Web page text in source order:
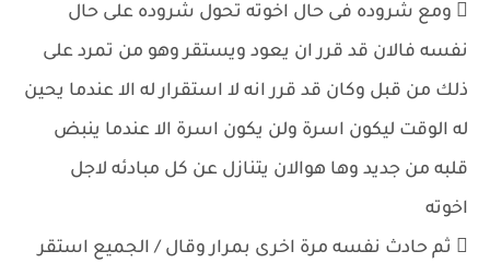
 ومع شروده فى حال اخوته تحول شروده على حال
نفسه فالان قد قرر ان يعود ويستقر وهو من تمرد على
ذلك من قبل وكان قد قرر انه لا استقرار له الا عندما يحين
له الوقت ليكون اسرة ولن يكون اسرة الا عندما ينبض
قلبه من جديد وها هوالان يتنازل عن كل مبادئه لاجل
اخوته
 ثم حادث نفسه مرة اخرى بمرار وقال / الجميع استقر